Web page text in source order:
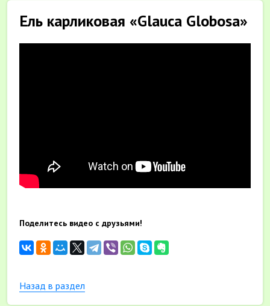
Ель карликовая «Glauca Globosa»
Поделитесь видео с друзьями!
Назад в раздел